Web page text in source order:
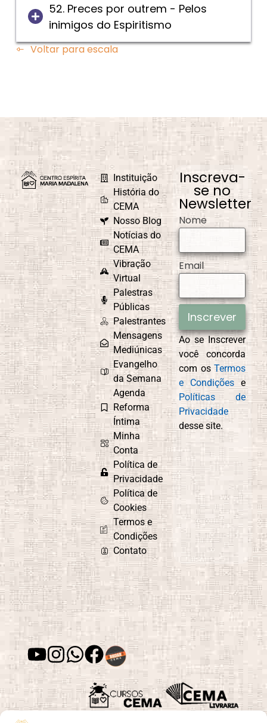
52. Preces por outrem - Pelos
inimigos do Espiritismo
Voltar para escala
Instituição
História do
CEMA
Nosso Blog
Notícias do
CEMA
Vibração
Virtual
Palestras
Públicas
Palestrantes
Mensagens
Mediúnicas
Evangelho
da Semana
Agenda
Reforma
Íntima
Minha
Conta
Política de
Privacidade
Política de
Cookies
Termos e
Condições
Contato
Inscreva-
se no
Newsletter
Nome
Email
Inscrever
Ao se Inscrever
você concorda
com osTermos
e Condições e
Políticas de
Privacidade
desse site.